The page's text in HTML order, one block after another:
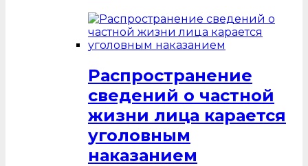
Распространение
сведений о частной
жизни лица карается
уголовным
наказанием